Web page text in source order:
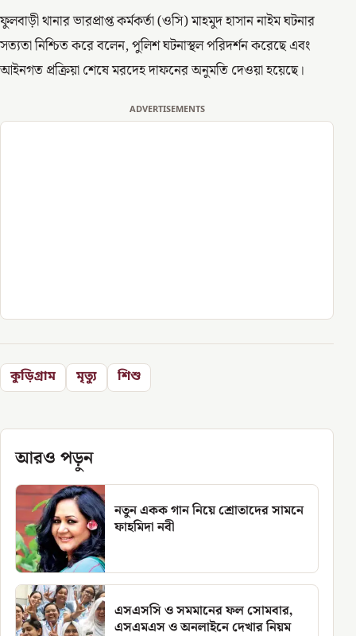
ফুলবাড়ী থানার ভারপ্রাপ্ত কর্মকর্তা (ওসি) মাহমুদ হাসান নাইম ঘটনার
সত্যতা নিশ্চিত করে বলেন, পুলিশ ঘটনাস্থল পরিদর্শন করেছে এবং
আইনগত প্রক্রিয়া শেষে মরদেহ দাফনের অনুমতি দেওয়া হয়েছে।
ADVERTISEMENTS
কুড়িগ্রাম মৃত্যু শিশু
আরও পড়ুন
নতুন একক গান নিয়ে শ্রোতাদের সামনে
ফাহমিদা নবী
এসএসসি ও সমমানের ফল সোমবার,
এসএমএস ও অনলাইনে দেখার নিয়ম